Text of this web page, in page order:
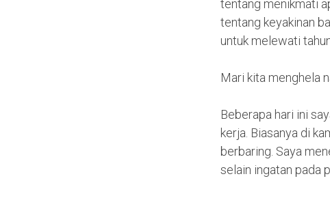
tentang menikmati
tentang keyakinan
untuk melewati
Mari kita menghela
Beberapa hari ini
kerja. Biasanya di
berbaring. Saya
selain ingatan pada